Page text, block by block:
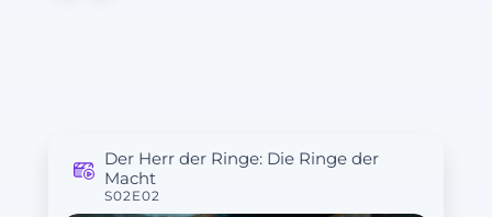
Der Herr der Ringe: Die Ringe der
Macht
S02E02